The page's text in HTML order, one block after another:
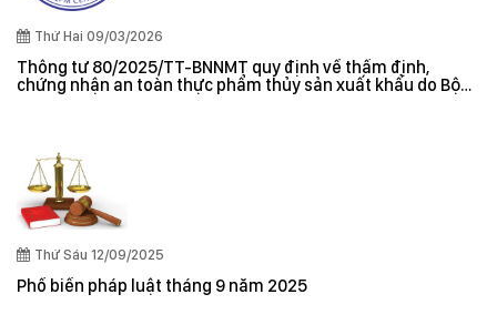
Thứ Hai 09/03/2026
Thông tư 80/2025/TT-BNNMT quy định về thẩm định,
chứng nhận an toàn thực phẩm thủy sản xuất khẩu do Bộ
Thứ Sáu 12/09/2025
Phổ biến pháp luật tháng 9 năm 2025